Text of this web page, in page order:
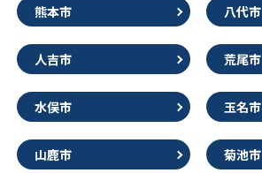
熊本市 八代市
人吉市 荒尾市
水俣市 玉名市
山鹿市 菊池市